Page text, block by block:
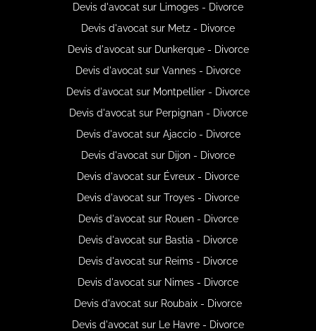
Devis d'avocat sur Limoges - Divorce
Devis d'avocat sur Metz - Divorce
Devis d'avocat sur Dunkerque - Divorce
Devis d'avocat sur Vannes - Divorce
Devis d'avocat sur Montpellier - Divorce
Devis d'avocat sur Perpignan - Divorce
Devis d'avocat sur Ajaccio - Divorce
Devis d'avocat sur Dijon - Divorce
Devis d'avocat sur Évreux - Divorce
Devis d'avocat sur Troyes - Divorce
Devis d'avocat sur Rouen - Divorce
Devis d'avocat sur Bastia - Divorce
Devis d'avocat sur Reims - Divorce
Devis d'avocat sur Nimes - Divorce
Devis d'avocat sur Roubaix - Divorce
Devis d'avocat sur Le Havre - Divorce